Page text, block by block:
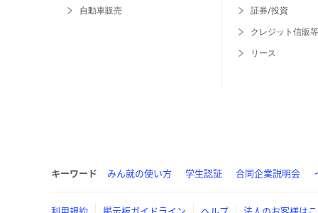
自動車販売 証券/投資
クレジット信販等
リース
キーワード みん就の使い方 学生認証 合同企業説明会